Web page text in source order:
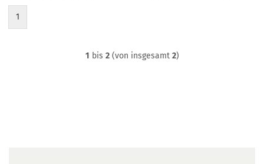
1
1 bis 2(von insgesamt 2)